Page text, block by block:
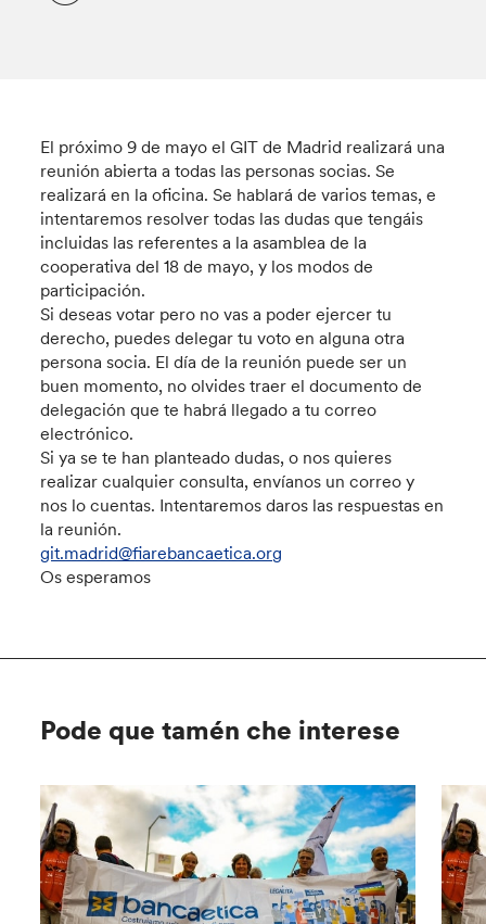
El próximo 9 de mayo el GIT de Madrid realizará una
reunión abierta a todas las personas socias. Se
realizará en la oficina. Se hablará de varios temas, e
intentaremos resolver todas las dudas que tengáis
incluidas las referentes a la asamblea de la
cooperativa del 18 de mayo, y los modos de
participación.
Si deseas votar pero no vas a poder ejercer tu
derecho, puedes delegar tu voto en alguna otra
persona socia. El día de la reunión puede ser un
buen momento, no olvides traer el documento de
delegación que te habrá llegado a tu correo
electrónico.
Si ya se te han planteado dudas, o nos quieres
realizar cualquier consulta, envíanos un correo y
nos lo cuentas. Intentaremos daros las respuestas en
la reunión.
git.madrid@fiarebancaetica.org
Os esperamos
Pode que tamén che interese